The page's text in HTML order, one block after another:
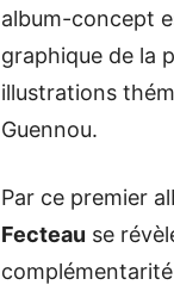
album-concept
graphique de la
illustrations
Guennou.
Par ce premier
Fecteau se